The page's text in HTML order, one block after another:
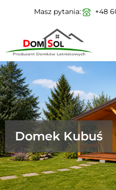
Masz pytania: +48
Domek Kubuś